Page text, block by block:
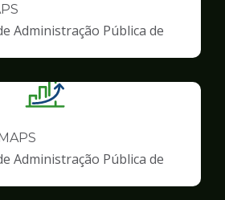
de
Gestão
Administração Pública de
Ilustração
de
Gestão
Administração Pública de